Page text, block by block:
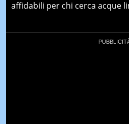
affidabili per chi cerca acque